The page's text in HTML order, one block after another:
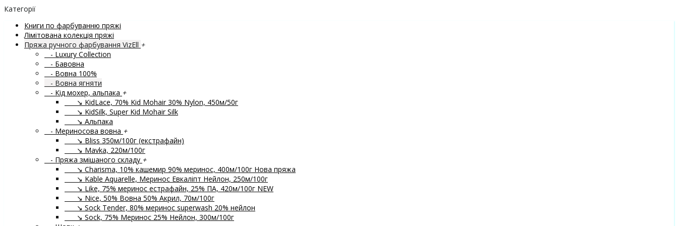
Категорії
Книги по фарбуванню пряжі
Лімітована колекція пряжі
Пряжа ручного фарбування VizEll +
- Luxury Collection
- Бавовна
- Вовна 100%
- Вовна ягняти
- Кід мохер, альпака +
↘ KidLace, 70% Kid Mohair 30% Nylon, 450м/50г
↘ KidSilk, Super Kid Mohair Silk
↘ Альпака
- Мериносова вовна +
↘ Bliss 350м/100г (екстрафайн)
↘ Mavka, 220м/100г
- Пряжа змішаного складу +
↘ Charisma, 10% кашемир 90% меринос, 400м/100г Нова пряжа
↘ Kable Aquarelle, Меринос Евкаліпт Нейлон, 250м/100г
↘ Like, 75% меринос естрафайн, 25% ПА, 420м/100г NEW
↘ Nice, 50% Вовна 50% Акрил, 70м/100г
↘ Sock Tender, 80% меринос superwash 20% нейлон
↘ Sock, 75% Меринос 25% Нейлон, 300м/100г